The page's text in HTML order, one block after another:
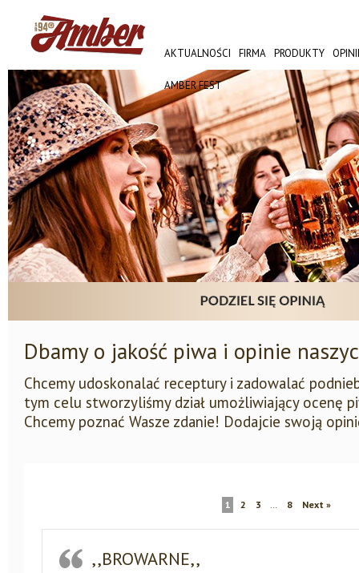
AKTUALNOŚCI FIRMA PRODUKTY
AMBER FEST
Dbamy o jakość piwa i opinie
Chcemy udoskonalać receptury i zadowalać
tym celu stworzyliśmy dział umożliwiający ocenę
Chcemy poznać Wasze zdanie! Dodajcie swoją
1 2 3 … 8 Next »
,,BROWARNE,,